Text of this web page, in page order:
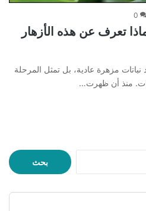
0
تعرف عن هذه الأزهار
مزهرة عادية، بل تمثل المرحلة
منذ أن ظهرت…
ح